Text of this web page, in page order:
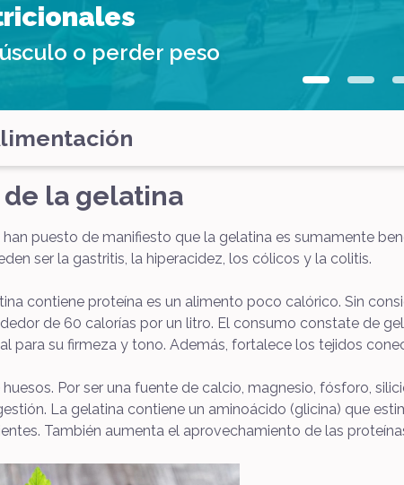
o perder peso
la gelatina
puesto de manifiesto que la gelatina es sumamente
ser la gastritis, la hiperacidez, los cólicos y la colitis.
contiene proteína es un alimento poco calórico. Sin
de 60 calorías por un litro. El consumo constate de
para su firmeza y tono. Además, fortalece los tejidos
Por ser una fuente de calcio, magnesio, fósforo,
La gelatina contiene un aminoácido (glicina) que
También aumenta el aprovechamiento de las